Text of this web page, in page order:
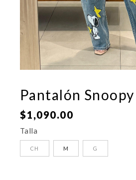
Pantalón Snoopy
$1,090.00
Talla
CH M G